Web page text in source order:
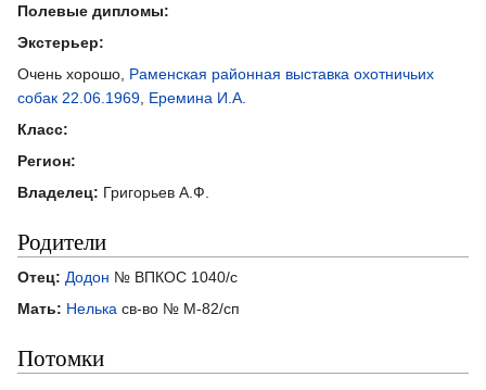
Полевые дипломы:
Экстерьер:
Очень хорошо, Раменская районная выставка охотничьих
собак 22.06.1969 Еремина И.А.
Класс:
Регион:
Владелец: Григорьев А.Ф.
Родители
Отец: Додон № ВПКОС 1040/с
Мать: Нелька св-во № М-82/сп
Потомки